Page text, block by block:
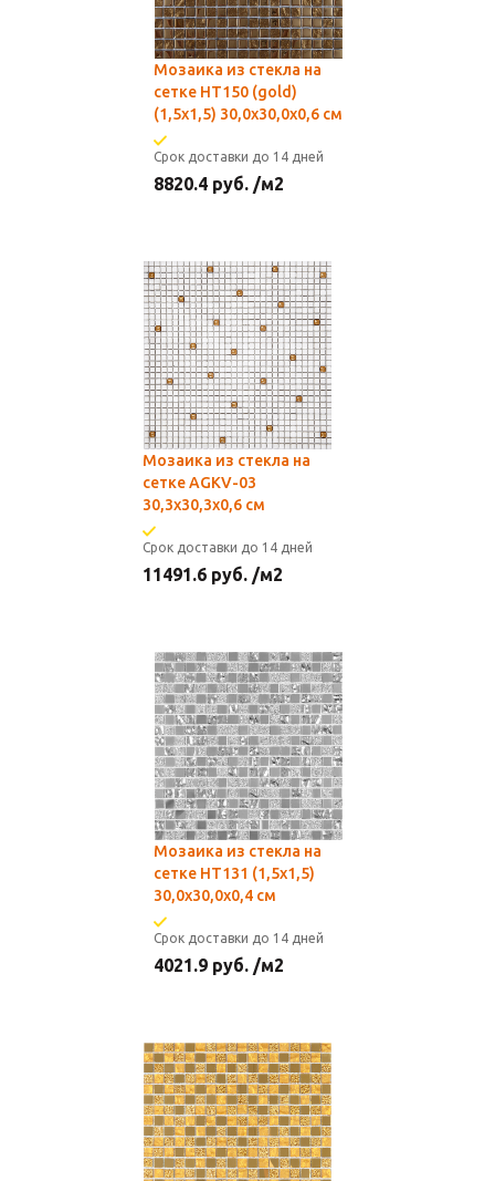
Мозаика из стекла на
сетке HT150 (gold)
(1,5x1,5) 30,0х30,0x0,6 см
Срок доставки до 14 дней
8820.4 руб. /м2
Мозаика из стекла на
сетке AGKV-03
30,3х30,3x0,6 см
Срок доставки до 14 дней
11491.6 руб. /м2
Мозаика из стекла на
сетке HT131 (1,5x1,5)
30,0х30,0x0,4 см
Срок доставки до 14 дней
4021.9 руб. /м2